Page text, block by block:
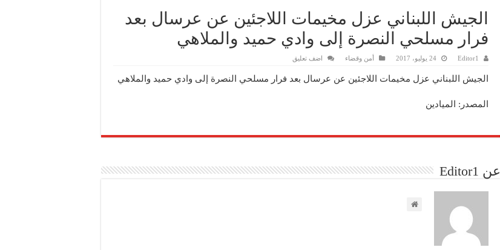
الجيش اللبناني عزل مخيمات اللاجئين عن عرسال بعد
فرار مسلحي النصرة إلى وادي حميد والملاهي
Editor1 24 يوليو، 2017 أمن وقضاء اضف تعليق
الجيش اللبناني عزل مخيمات اللاجئين عن عرسال بعد فرار مسلحي النصرة إلى وادي حميد والملاهي
المصدر: الميادين
عن Editor1